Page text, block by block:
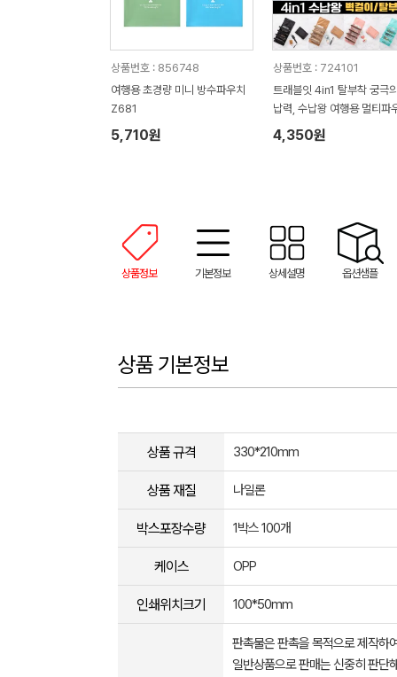
상품번호 : 856748
여행용 초경량 미니 방수파우치
Z681
5,710원
상품번호 : 724101
트래블잇 4in1 탈부착 궁극
납력, 수납왕 여행용 멀티파
4,350원
상품정보 기본정보 상세설명 옵션샘플
상품 기본정보
상품 규격 330*210mm
상품 재질 나일론
박스포장수량 1박스 100개
케이스 OPP
인쇄위치크기 100*50mm
판촉물은 판촉을 목적으로 제작하
일반상품으로 판매는 신중히 판단